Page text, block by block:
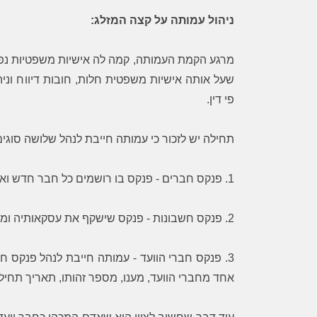
ניהול עמותה על קצה המזלג:
מרגע הקמת העמותה, קמה לה אישיות משפטיות
שעל אותה אישיות משפטית חלות, חובות דיווח
פי דין.
תחילה יש לזכור כי עמותה חייבת לנהל שלושה
1. פנקס חברים - פנקס בו רושמים כל חבר חדש ואת פרטיו.
2. פנקס חשבונות - פנקס שישקף את עסקאותיה ומצבה הכספי של החברה.
3. פנקס חברי הוועד - עמותה חייבת לנהל פנקס
אחד מחברי הוועד, מענו, מספר זהותו, תאריך
כעבור זמן קצר, ביקש ממני את הפרטים
האפשרויות העומדות לפני. את כל זה עשה
עזר לי מאוד באותה שעה של תסכול. בזכות
לקבל ייעוץ
בצורה מקצועית
המקצוענות
תודה רבה!